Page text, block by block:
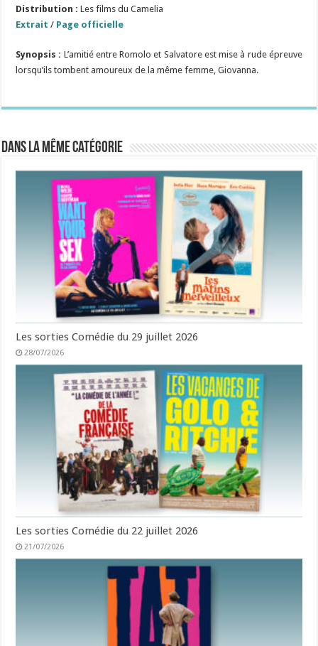
Distribution : Les films du Camelia
Extrait / Page officielle
Synopsis : L’amitié entre Romolo et Salvatore est mise à rude épreuve
lorsqu’ils tombent amoureux de la même femme, Giovanna.
Dans la même catégorie
Les sorties Comédie du 29 juillet 2026
28/07/2026
Les sorties Comédie du 22 juillet 2026
21/07/2026